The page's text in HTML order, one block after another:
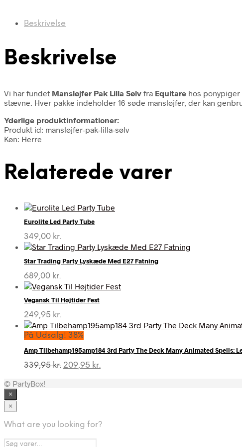
Beskrivelse
Beskrivelse
Vi har fundet Mansløjfer Pak Lilla Sølv fra Equitare hos
stævne. Hver pakke indeholder 16 søde mansløjfer, der kan
Yderlige produktinformationer:
Produkt id: mansløjfer-pak-lilla-sølv
Køn: Herre
Relaterede varer
Eurolite Led Party Tube
349,00 kr.
Star Trading Party Lyskæde Med E27 Fatning
689,00 kr.
Vegansk Til Højtider Fest
249,95 kr.
På Udsalg! 38%
Amp Tilbehamp195amp184 3rd Party The Deck Many Animated Spells:
339,95kr. Den
209,95 kr.
© PartyBox!
×
×
What are you looking for?